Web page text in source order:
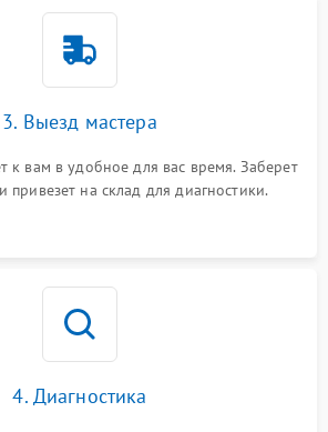
3. Выезд мастера
к вам в удобное для вас время. Заберет
на склад для диагностики.
4. Диагностика